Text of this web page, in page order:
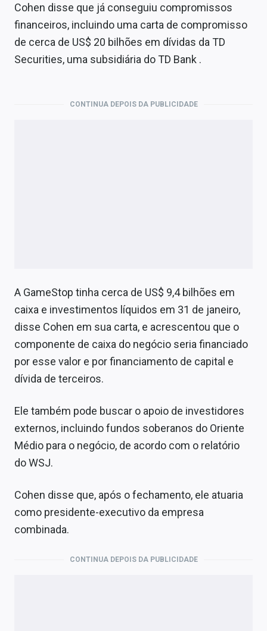
Cohen disse que já conseguiu compromissos
financeiros, incluindo uma carta de compromisso
de cerca de US$ 20 bilhões em dívidas da TD
Securities, uma subsidiária do TD Bank .
CONTINUA DEPOIS DA PUBLICIDADE
A GameStop tinha cerca de US$ 9,4 bilhões em
caixa e investimentos líquidos em 31 de janeiro,
disse Cohen em sua carta, e acrescentou que o
componente de caixa do negócio seria financiado
por esse valor e por financiamento de capital e
dívida de terceiros.
Ele também pode buscar o apoio de investidores
externos, incluindo fundos soberanos do Oriente
Médio para o negócio, de acordo com o relatório
do WSJ.
Cohen disse que, após o fechamento, ele atuaria
como presidente-executivo da empresa
combinada.
CONTINUA DEPOIS DA PUBLICIDADE